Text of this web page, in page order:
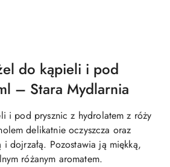
do kąpieli i pod
– Stara Mydlarnia
i pod prysznic z hydrolatem z róży
delikatnie oczyszcza oraz
dojrzałą. Pozostawia ją miękką,
różanym aromatem.